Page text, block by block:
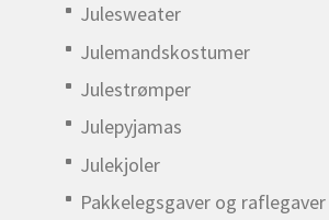
Julesweater
Julemandskostumer
Julestrømper
Julepyjamas
Julekjoler
Pakkelegsgaver og raflegaver